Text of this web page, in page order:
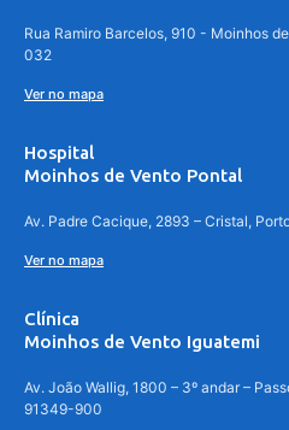
Rua Ramiro Barcelos, 910 - Moinhos
032
Ver no mapa
Hospital
Moinhos de Vento Pontal
Av. Padre Cacique, 2893 – Cristal,
Ver no mapa
Clínica
Moinhos de Vento Iguatemi
Av. João Wallig, 1800 – 3º andar –
91349-900